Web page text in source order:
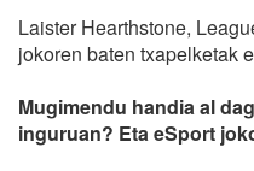
Laister Hearthstone,
jokoren baten txapelketak
Mugimendu handia al
inguruan? Eta eSport